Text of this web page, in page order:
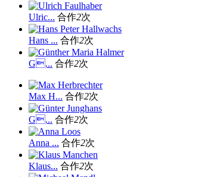
Ulric... 合作2次
Hans ... 合作2次
G... 合作2次
Max H... 合作2次
G... 合作2次
Anna ... 合作2次
Klaus... 合作2次